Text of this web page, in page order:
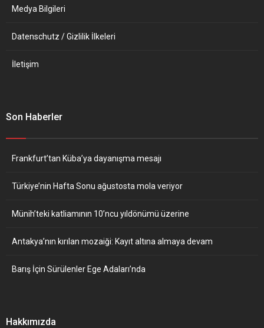
Medya Bilgileri
Datenschutz / Gizlilik İlkeleri
İletişim
Son Haberler
Frankfurt’tan Küba’ya dayanışma mesajı
Türkiye’nin Hafta Sonu ağustosta mola veriyor
Münih’teki katliamının 10’ncu yıldönümü üzerine
Antakya’nın kırılan mozaiği: Kayıt altına almaya devam
Barış İçin Sürülenler Ege Adaları’nda
Hakkımızda